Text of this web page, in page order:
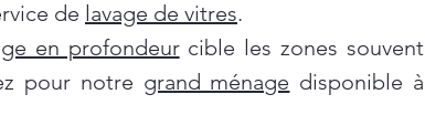
de lavage de vitres.
en profondeurcible les zones souvent
pour notre grand ménage disponible à